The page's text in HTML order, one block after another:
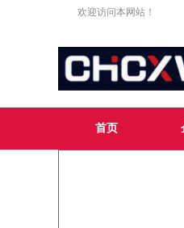
欢迎访问本网站！
首页